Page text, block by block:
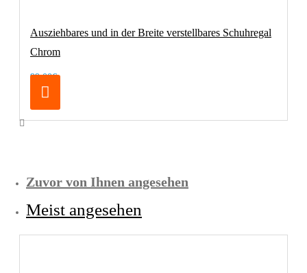
Ausziehbares und in der Breite verstellbares Schuhregal
Chrom
99,00€
Zuvor von Ihnen angesehen
Meist angesehen